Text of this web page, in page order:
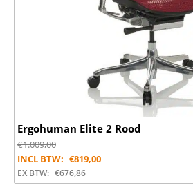
Ergohuman Elite 2 Rood
€1.009,00
INCL BTW: €819,00
EX BTW: €676,86